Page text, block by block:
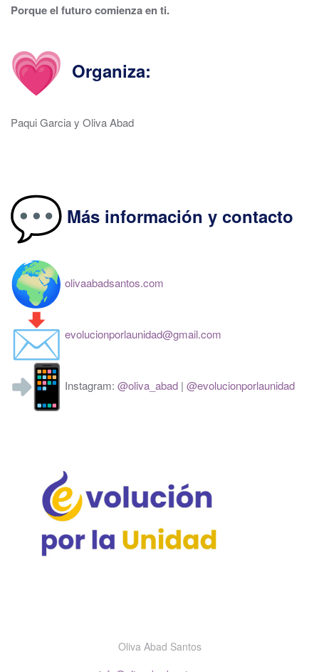
Porque el futuro comienza en ti.
Organiza:
Paqui Garcia y Oliva Abad
Más información y contacto
olivaabadsantos.com
evolucionporlaunidad@gmail.com
Instagram: @oliva_abad | @evolucionporlaunidad
Oliva Abad Santos